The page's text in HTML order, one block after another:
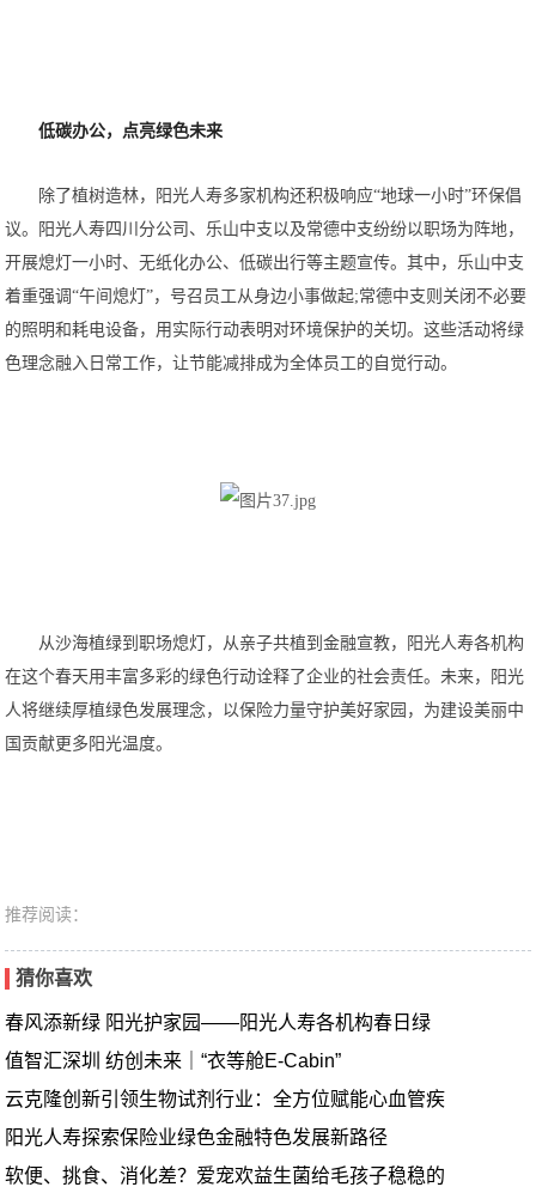
低碳办公，点亮绿色未来
除了植树造林，阳光人寿多家机构还积极响应“地球一小时”环保倡
议。阳光人寿四川分公司、乐山中支以及常德中支纷纷以职场为阵地，
开展熄灯一小时、无纸化办公、低碳出行等主题宣传。其中，乐山中支
着重强调“午间熄灯”，号召员工从身边小事做起;常德中支则关闭不必要
的照明和耗电设备，用实际行动表明对环境保护的关切。这些活动将绿
色理念融入日常工作，让节能减排成为全体员工的自觉行动。
从沙海植绿到职场熄灯，从亲子共植到金融宣教，阳光人寿各机构
在这个春天用丰富多彩的绿色行动诠释了企业的社会责任。未来，阳光
人将继续厚植绿色发展理念，以保险力量守护美好家园，为建设美丽中
国贡献更多阳光温度。
推荐阅读：
猜你喜欢
春风添新绿 阳光护家园——阳光人寿各机构春日绿
值智汇深圳 纺创未来｜“衣等舱E-Cabin”
云克隆创新引领生物试剂行业：全方位赋能心血管疾
阳光人寿探索保险业绿色金融特色发展新路径
软便、挑食、消化差？爱宠欢益生菌给毛孩子稳稳的